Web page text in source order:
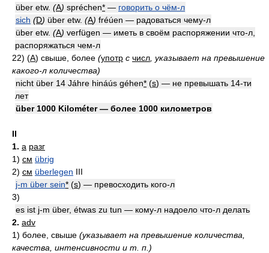
über etw. (A) spréchen* — говорить о чём-л
sich (D) über etw. (A) fréúen — радоваться чему-л
über etw. (A) verfügen — иметь в своём распоряжении что-л,
распоряжаться чем-л
22) (A) свыше, более (употр с числ , указывает на превышение
какого-л количества)
nicht über 14 Jáhre hináús géhen* (s) — не превышать 14-ти
лет
über 1000 Kilométer — более 1000 километров
II
1. a разг
1) см übrig
2) см überlegen III
j-m über sein* (s) — превосходить кого-л
3)
es ist j-m über, étwas zu tun — кому-л надоело что-л делать
2. adv
1) более, свыше (указывает на превышение количества,
качества, интенсивности и т. п.)